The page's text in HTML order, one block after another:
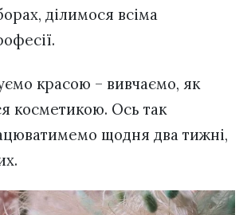
ділимося всіма
красою – вивчаємо, як
косметикою. Ось так
щодня два тижні,